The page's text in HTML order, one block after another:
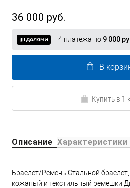
36 000 руб.
4 платежа по 9 000
В
Купить в 1
Описание Характеристики
Браслет/Ремень Стальной
кожаный и текстильный ремешки